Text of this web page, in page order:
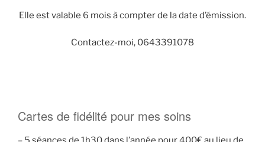
Elle est valable 6 mois à compter de la date d’émission.
Contactez-moi, 0643391078
Cartes de fidélité pour mes soins